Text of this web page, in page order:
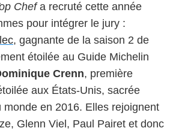
Chefa recruté cette année
pour intégrer le jury :
, gagnante de la saison 2 de
étoilée au Guide Michelin
Crenn, première
aux États-Unis, sacrée
monde en 2016. Elles rejoignent
Glenn Viel, Paul Pairet et donc